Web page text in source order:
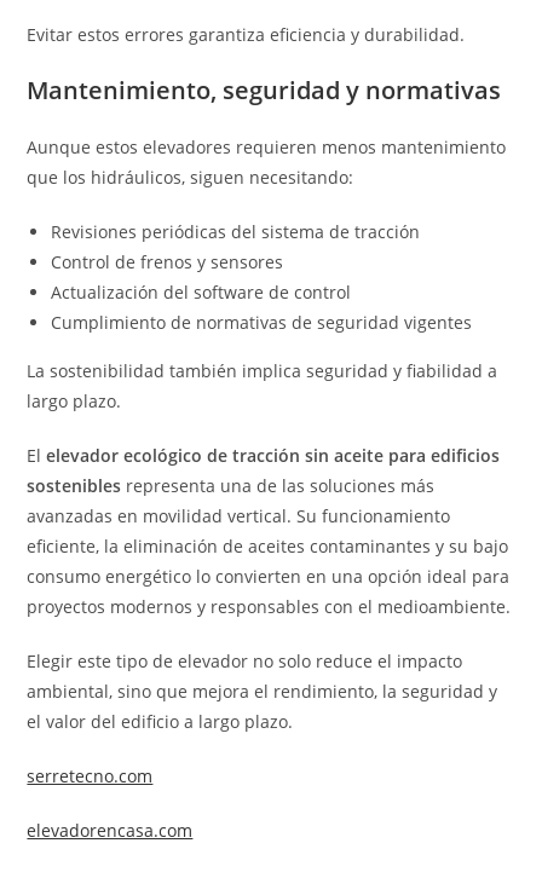
Evitar estos errores garantiza eficiencia y durabilidad.
Mantenimiento, seguridad y normativas
Aunque estos elevadores requieren menos mantenimiento
que los hidráulicos, siguen necesitando:
Revisiones periódicas del sistema de tracción
Control de frenos y sensores
Actualización del software de control
Cumplimiento de normativas de seguridad vigentes
La sostenibilidad también implica seguridad y fiabilidad a
largo plazo.
Elelevador ecológico de tracción sin aceite para edificios
sostenibles representa una de las soluciones más
avanzadas en movilidad vertical. Su funcionamiento
eficiente, la eliminación de aceites contaminantes y su bajo
consumo energético lo convierten en una opción ideal para
proyectos modernos y responsables con el medioambiente.
Elegir este tipo de elevador no solo reduce el impacto
ambiental, sino que mejora el rendimiento, la seguridad y
el valor del edificio a largo plazo.
serretecno.com
elevadorencasa.com